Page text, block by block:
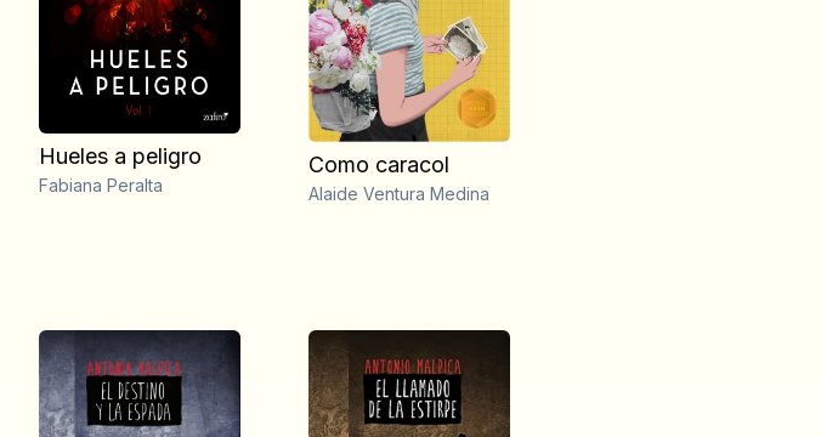
Hueles a peligro
Fabiana Peralta
Como caracol
Alaide Ventura Medina